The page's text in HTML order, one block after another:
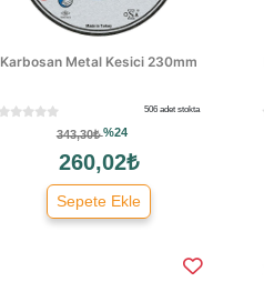
Karbosan Metal Kesici 230mm
506 adet stokta
343,30₺%24
260,02₺
Sepete Ekle